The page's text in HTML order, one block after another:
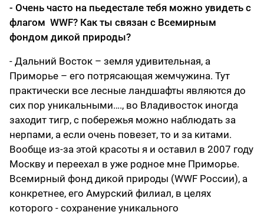
- Очень часто на пьедестале тебя можно увидеть с
флагом WWF? Как ты связан с Всемирным
фондом дикой природы?
- Дальний Восток – земля удивительная, а
Приморье – его потрясающая жемчужина. Тут
практически все лесные ландшафты являются до
сих пор уникальными…., во Владивосток иногда
заходит тигр, с побережья можно наблюдать за
нерпами, а если очень повезет, то и за китами.
Вообще из-за этой красоты я и оставил в 2007 году
Москву и переехал в уже родное мне Приморье.
Всемирный фонд дикой природы (WWF России), а
конкретнее, его Амурский филиал, в целях
которого - сохранение уникального